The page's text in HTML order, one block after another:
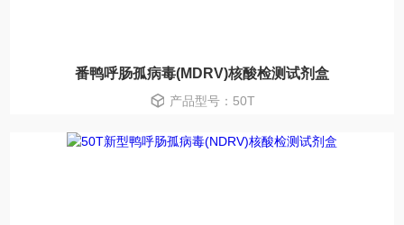
番鸭呼肠孤病毒(MDRV)核酸检测试剂盒
产品型号：50T